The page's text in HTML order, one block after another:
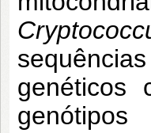
genéticos